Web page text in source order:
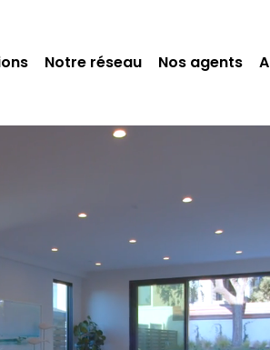
Notre réseau Nos agents